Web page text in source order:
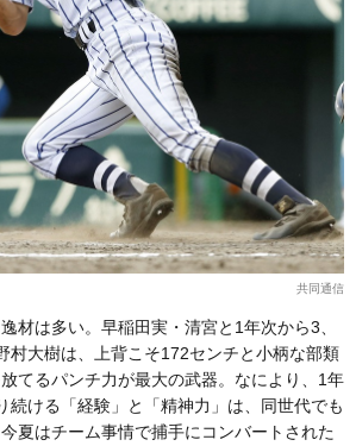
共同通信
材は多い。早稲田実・清宮と1年次から3、
村大樹は、上背こそ172センチと小柄な部類
てるパンチ力が最大の武器。なにより、1年
続ける「経験」と「精神力」は、同世代でも
夏はチーム事情で捕手にコンバートされた